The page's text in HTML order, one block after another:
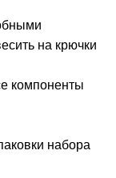
на крючки
компоненты
набора